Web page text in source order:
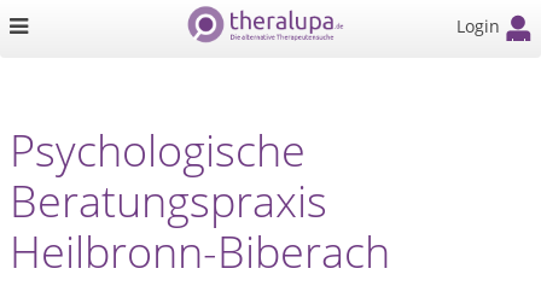
Login
Psychologische
Beratungspraxis
Heilbronn-Biberach